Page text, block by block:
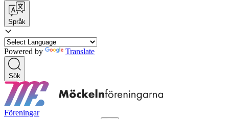
Språk
Powered by Translate
Sök
Föreningar